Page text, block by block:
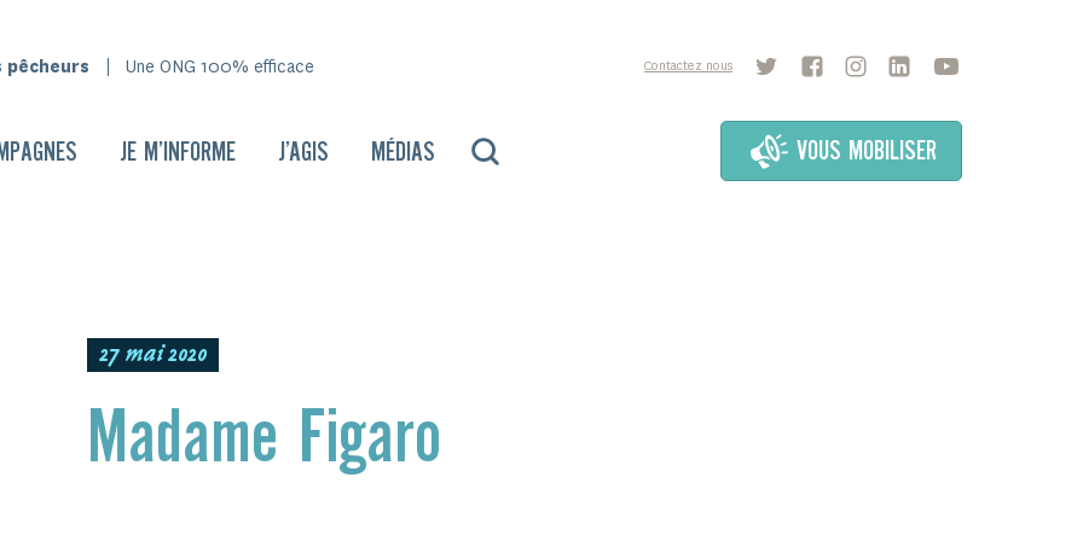
Une ONG 100% efficace Contactez nous
JE M’INFORME J’AGIS MÉDIAS VOUS MOBILISER
27 mai 2020
Madame Figaro